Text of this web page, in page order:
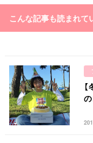
こんな記事も読まれて